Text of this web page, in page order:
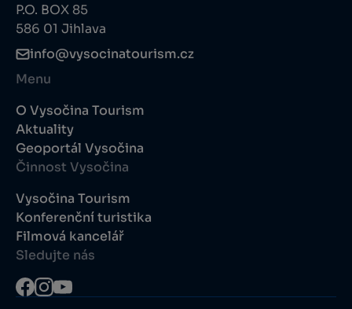
P.O. BOX 85
586 01 Jihlava
info@vysocinatourism.cz
Menu
O Vysočina Tourism
Aktuality
Geoportál Vysočina
Činnost Vysočina
Vysočina Tourism
Konferenční turistika
Filmová kancelář
Sledujte nás